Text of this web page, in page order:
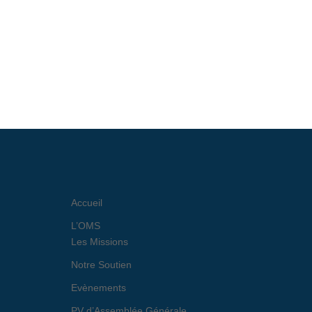
Accueil
L’OMS
Les Missions
Notre Soutien
Evènements